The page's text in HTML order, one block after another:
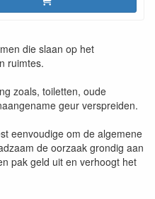
die slaan op het
ruimtes.
zoals, toiletten, oude
geur verspreiden.
eenvoudige om de algemene
de oorzaak grondig aan
pak geld uit en verhoogt het